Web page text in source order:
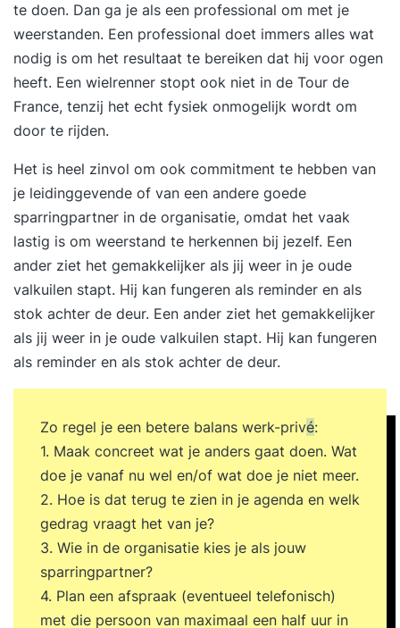
te doen. Dan ga je als een professional om met je
weerstanden. Een professional doet immers alles wat
nodig is om het resultaat te bereiken dat hij voor ogen
heeft. Een wielrenner stopt ook niet in de Tour de
France, tenzij het echt fysiek onmogelijk wordt om
door te rijden.
Het is heel zinvol om ook commitment te hebben van
je leidinggevende of van een andere goede
sparringpartner in de organisatie, omdat het vaak
lastig is om weerstand te herkennen bij jezelf. Een
ander ziet het gemakkelijker als jij weer in je oude
valkuilen stapt. Hij kan fungeren als reminder en als
stok achter de deur. Een ander ziet het gemakkelijker
als jij weer in je oude valkuilen stapt. Hij kan fungeren
als reminder en als stok achter de deur.
Zo regel je een betere balans werk-privé:
1. Maak concreet wat je anders gaat doen. Wat
doe je vanaf nu wel en/of wat doe je niet meer.
2. Hoe is dat terug te zien in je agenda en welk
gedrag vraagt het van je?
3. Wie in de organisatie kies je als jouw
sparringpartner?
4. Plan een afspraak (eventueel telefonisch)
met die persoon van maximaal een half uur in